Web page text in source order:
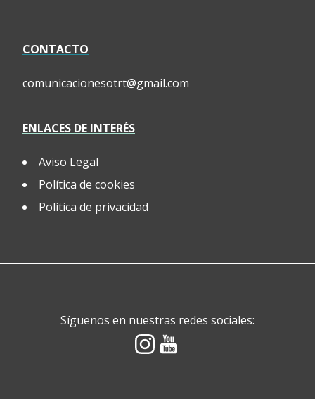
CONTACTO
comunicacionesotrt@gmail.com
ENLACES DE INTERÉS
Aviso Legal
Política de cookies
Política de privacidad
Síguenos en nuestras redes sociales: